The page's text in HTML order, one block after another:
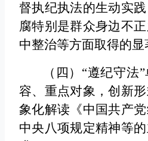
督执纪执法的生动实
腐特别是群众身边不
中整治等方面取得的显
（四）“遵纪守法”
容、重点对象，创新
象化解读《中国共产党
中央八项规定精神等